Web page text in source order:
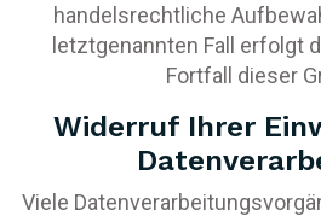
handelsrechtliche
letztgenannten Fall erfolgt
Fortfall dieser
Widerruf Ihrer
Viele